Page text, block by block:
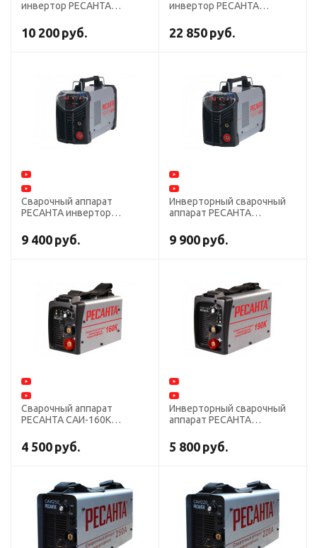
инвертор РЕСАНТА
10 200 руб.
инвертор РЕСАНТА
22 850 руб.
Сварочный аппарат
РЕСАНТА инвертор
9 400 руб.
Инверторный сварочный
аппарат РЕСАНТА
9 900 руб.
Сварочный аппарат
РЕСАНТА САИ-160К
4 500 руб.
Инверторный сварочный
аппарат РЕСАНТА
5 800 руб.